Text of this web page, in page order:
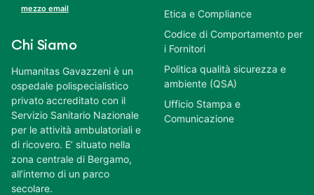
mezzo email
Chi Siamo
Humanitas Gavazzeni è un
ospedale polispecialistico
privato accreditato con il
Servizio Sanitario Nazionale
per le attività ambulatoriali e
di ricovero. E’ situato nella
zona centrale di Bergamo,
all’interno di un parco
secolare.
Etica e Compliance
Codice di Comportamento per
i Fornitori
Politica qualità sicurezza e
ambiente (QSA)
Ufficio Stampa e
Comunicazione